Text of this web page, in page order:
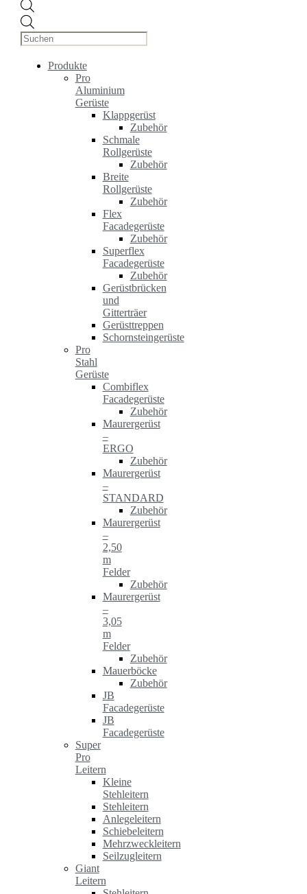
search
Produkte
Pro
Aluminium
Gerüste
Klappgerüst
Zubehör
Schmale
Rollgerüste
Zubehör
Breite
Rollgerüste
Zubehör
Flex
Facadegerüste
Zubehör
Superflex
Facadegerüste
Zubehör
Gerüstbrücken
und
Gitterträer
Gerüsttreppen
Schornsteingerüste
Pro
Stahl
Gerüste
Combiflex
Facadegerüste
Zubehör
Maurergerüst
–
ERGO
Zubehör
Maurergerüst
–
STANDARD
Zubehör
Maurergerüst
–
2,50
m
Felder
Zubehör
Maurergerüst
–
3,05
m
Felder
Zubehör
Mauerböcke
Zubehör
JB
Facadegerüste
JB
Facadegerüste
Super
Pro
Leitern
Kleine
Stehleitern
Stehleitern
Anlegeleitern
Schiebeleitern
Mehrzweckleitern
Seilzugleitern
Giant
Leitern